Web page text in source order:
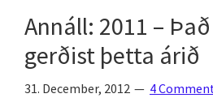
Annáll: 2011 –
gerðist þetta árið
31. December, 2012 4